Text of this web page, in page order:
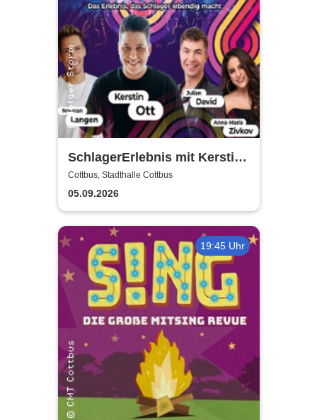
SchlagerErlebnis mit Kerstin
Ott u.v.a. - Kerstin Ott,
Norman Langen, Julian David
Cottbus, Stadthalle Cottbus
05.09.2026
19:45 Uhr